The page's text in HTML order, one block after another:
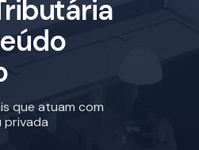
que atuam com
privada